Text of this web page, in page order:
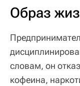
Образ
словам, он
кофеина,